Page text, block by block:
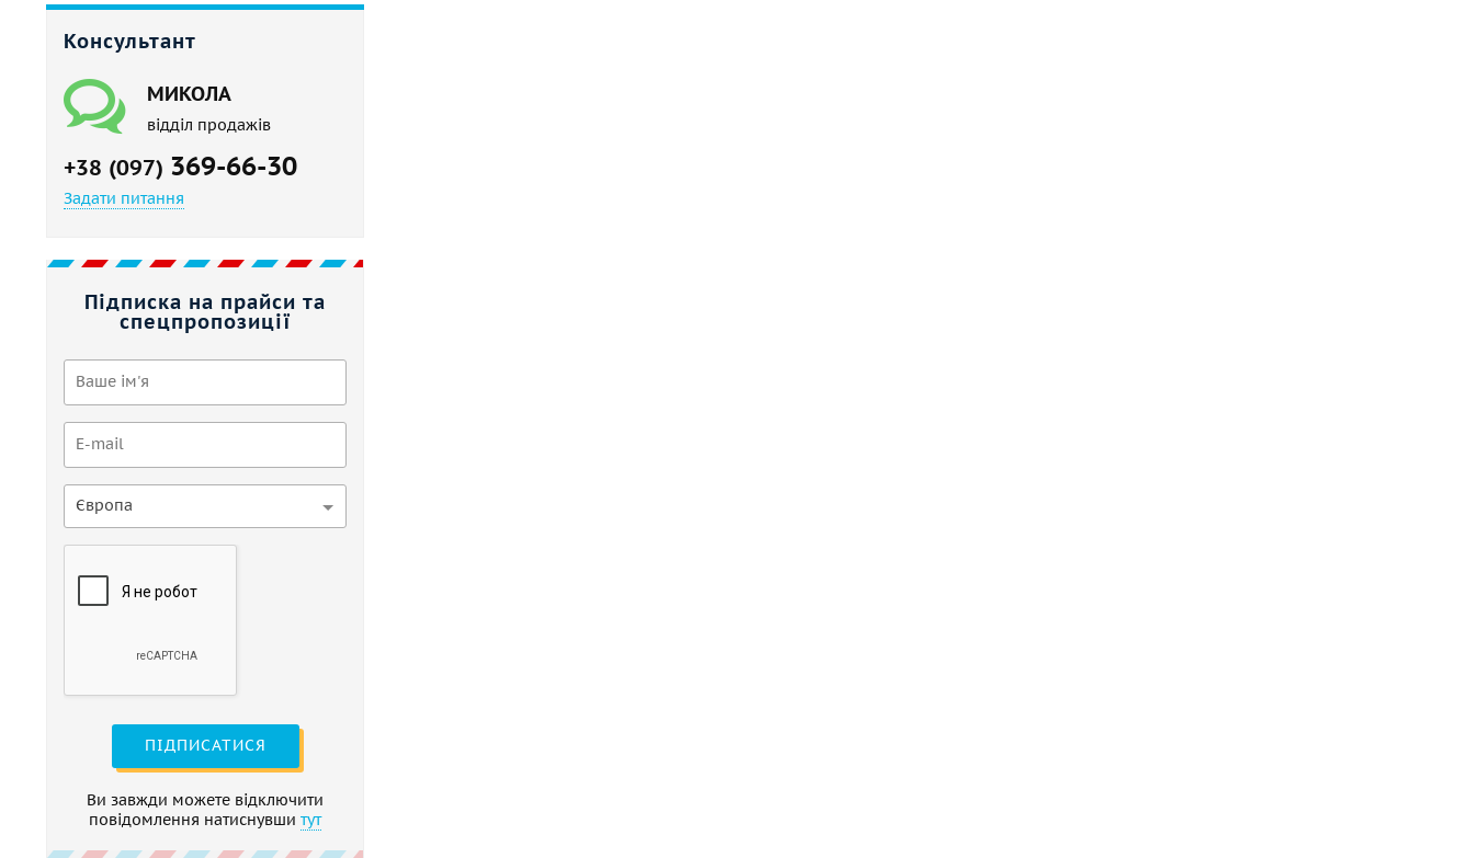
Консультант
МИКОЛА
відділ продажів
+38 (097) 369-66-30
Задати питання
Підписка на прайси та
спецпропозиції
Європа
ПІДПИСАТИСЯ
Ви завжди можете відключити
повідомлення натиснувши тут